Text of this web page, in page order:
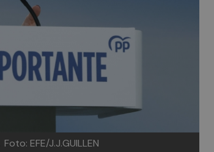
Foto: EFE/J.J.GUILLEN